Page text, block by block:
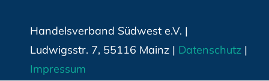
Handelsverband Südwest e.V. |
Ludwigsstr. 7, 55116 Mainz | Datenschutz|
Impressum